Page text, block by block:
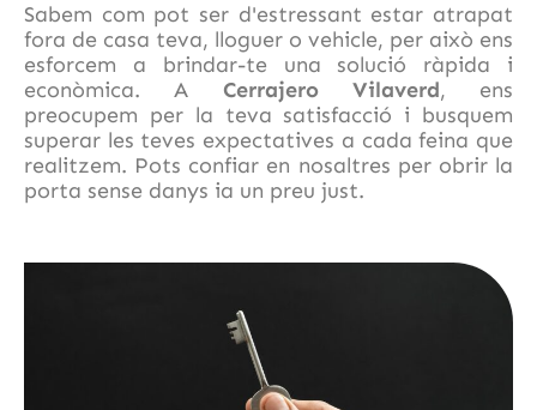
Sabem com pot ser d'estressant estar atrapat
fora de casa teva, lloguer o vehicle, per això ens
esforcem a brindar-te una solució ràpida i
econòmica. A Cerrajero Vilaverd, ens
preocupem per la teva satisfacció i busquem
superar les teves expectatives a cada feina que
realitzem. Pots confiar en nosaltres per obrir la
porta sense danys ia un preu just.